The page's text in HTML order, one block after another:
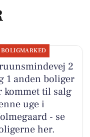
BOLIGMARKED
2
1 anden boliger
kommet til salg
uge i
- se
her.